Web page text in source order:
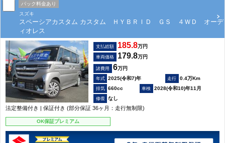
パック料金あり
スズキ
スペーシアカスタム カスタム ＨＹＢＲＩＤ ＧＳ ４ＷＤ オーデ
ィオレス
支払総額 185.8万円
車両価格 179.8万円
諸費用 6万円
2025(令和7)年
0.4万Km
660cc
2028(令和10)年11月
なし
法定整備付き | 保証付き (部分保証 36ヶ月：走行無制限)
OK保証プレミアム